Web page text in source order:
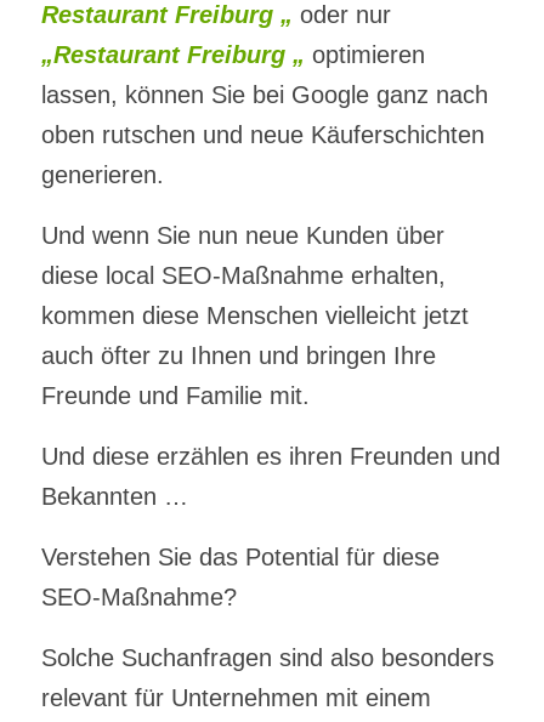
Restaurant Freiburg „ oder nur
„Restaurant Freiburg „ optimieren
lassen, können Sie bei Google ganz nach
oben rutschen und neue Käuferschichten
generieren.
Und wenn Sie nun neue Kunden über
diese local SEO-Maßnahme erhalten,
kommen diese Menschen vielleicht jetzt
auch öfter zu Ihnen und bringen Ihre
Freunde und Familie mit.
Und diese erzählen es ihren Freunden und
Bekannten …
Verstehen Sie das Potential für diese
SEO-Maßnahme?
Solche Suchanfragen sind also besonders
relevant für Unternehmen mit einem